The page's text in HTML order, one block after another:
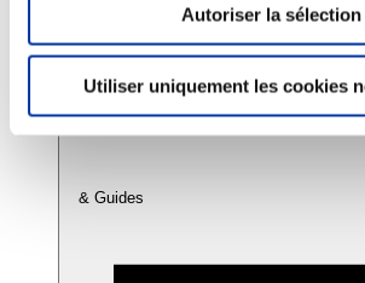
Autoriser la sélection
Utiliser uniquement les cookies
Accords
& Guides